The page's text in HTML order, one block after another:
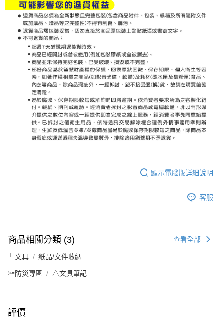
顯示電腦版詳細說明
客服
商品相關分類 (3) 查看全部
└ 文具 紙品/文件收納
🔦防災專區 △文具筆記
評價